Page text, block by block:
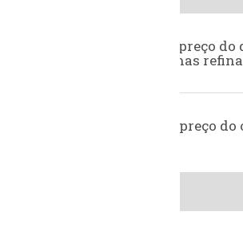
Evolução do preço do
da gasolina nas
Histórico do preço do